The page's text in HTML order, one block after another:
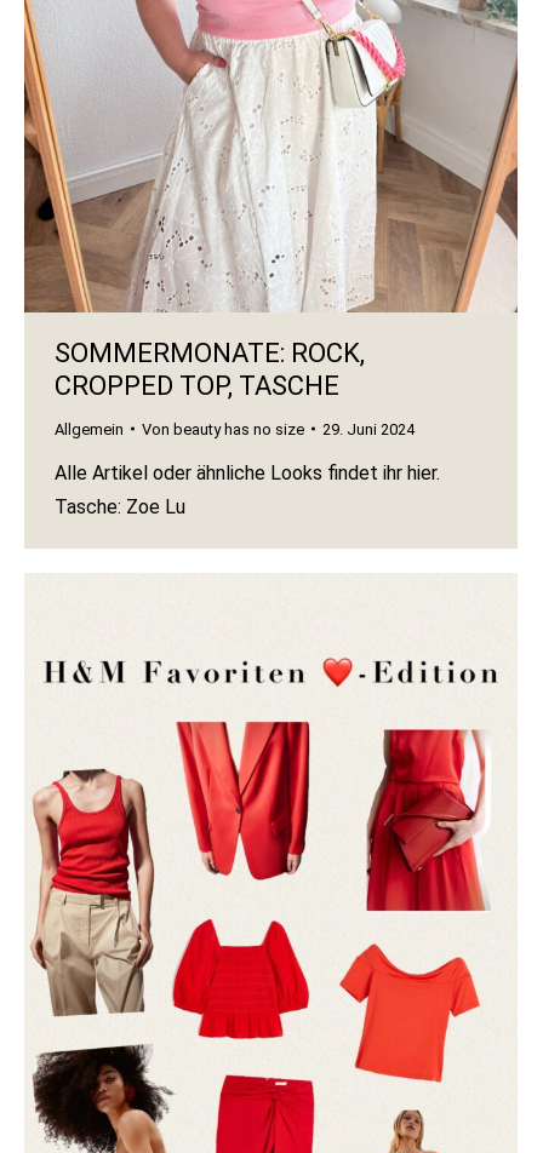
SOMMERMONATE: ROCK,
CROPPED TOP, TASCHE
Allgemein Von beauty has no size 29. Juni 2024
Alle Artikel oder ähnliche Looks findet ihr hier.
Tasche: Zoe Lu